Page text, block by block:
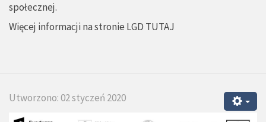
społecznej.
Więcej informacji na stronie LGD TUTAJ
Utworzono: 02 styczeń 2020